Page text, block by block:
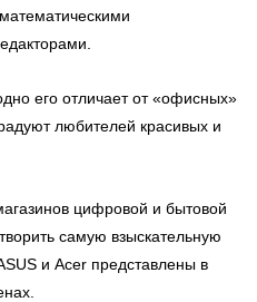
его отличает от «офисных»
любителей красивых и
цифровой и бытовой
самую взыскательную
и Acer представлены в